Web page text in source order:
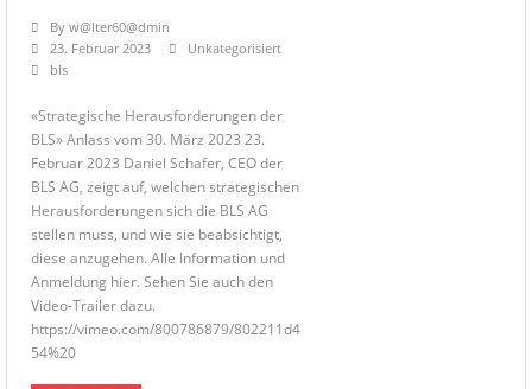
By w@lter60@dmin
23. Februar 2023
Unkategorisiert
bls
«Strategische Herausforderungen der
BLS» Anlass vom 30. März 2023 23.
Februar 2023 Daniel Schafer, CEO der
BLS AG, zeigt auf, welchen strategischen
Herausforderungen sich die BLS AG
stellen muss, und wie sie beabsichtigt,
diese anzugehen. Alle Information und
Anmeldung hier. Sehen Sie auch den
Video-Trailer dazu.
https://vimeo.com/800786879/802211d4
54%20